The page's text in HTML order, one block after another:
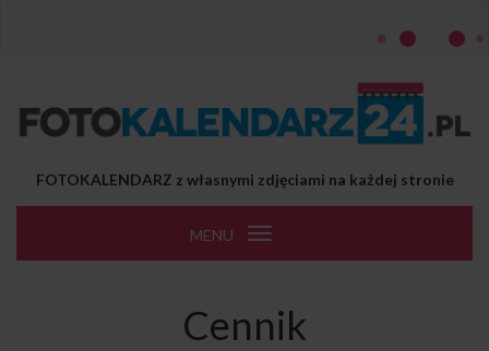
FOTOKALENDARZ z własnymi zdjęciami na każdej stronie
MENU
Toggle
Cennik